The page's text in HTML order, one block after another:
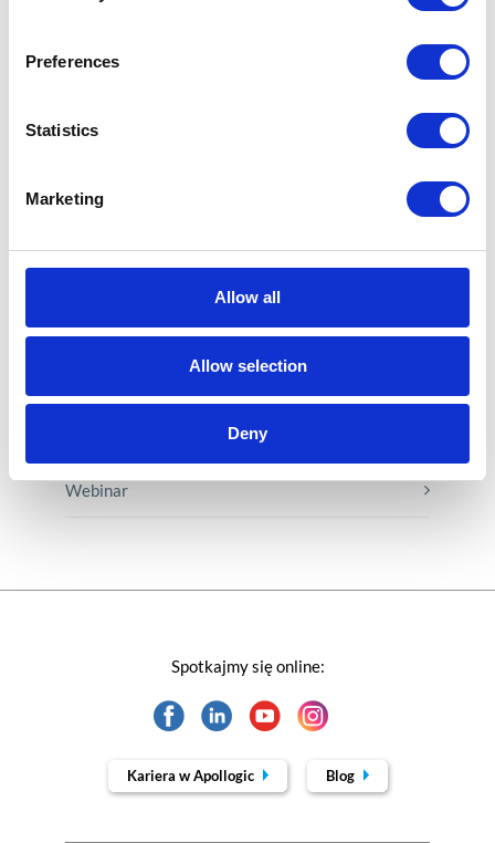
Preferences
Statistics
Marketing
Allow all
Allow selection
Deny
E-booki
Porady karierowe
Rozwiązania Microsoft
Webinar
Spotkajmy się online:
Kariera w Apollogic Blog